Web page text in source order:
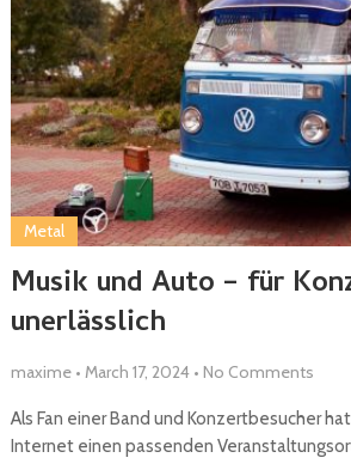
Musik und Auto – für
unerlässlich
Metal
maxime • March 17, 2024• No Comments
Als Fan einer Band und Konzertbesucher
Internet einen passenden